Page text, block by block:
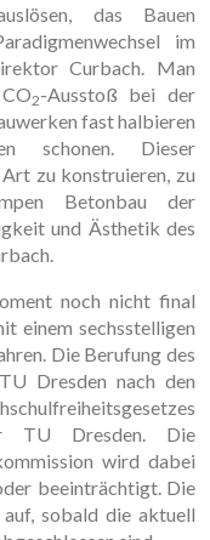
das Bauen
im
Curbach. Man
2-Ausstoß bei der
fast halbieren
schonen. Dieser
zu konstruieren, zu
Betonbau der
und Ästhetik des
noch nicht final
einem sechsstelligen
Die Berufung des
Dresden nach den
TU Dresden. Die
wird dabei
beeinträchtigt. Die
sobald die aktuell